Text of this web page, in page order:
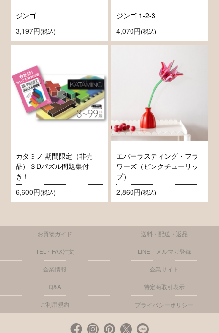
ジンゴ
3,197円(税込)
ジンゴ 1-2-3
4,070円(税込)
カタミノ 期間限定（非売
品）３Dパズル問題集付
き！
6,600円(税込)
エバーラスティング・フラ
ワーズ（ピンクチューリッ
プ）
2,860円(税込)
お買物ガイド 送料・配送・返品
TEL・FAX注文 LINE・メルマガ登録
企業情報 企業サイト
Q&A 特定商取引表示
ご利用規約 プライバシーポリシー